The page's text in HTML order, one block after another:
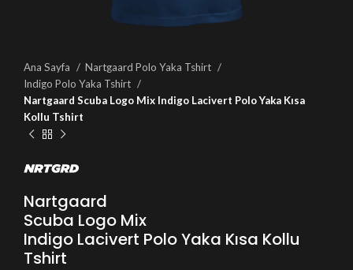
Ana Sayfa
Nartgaard Polo Yaka Tshirt
Indigo Polo Yaka Tshirt
Nartgaard Scuba Logo Mix Indigo Lacivert Polo Yaka Kısa
Kollu Tshirt
Nartgaard
Scuba Logo Mix
Indigo Lacivert Polo Yaka Kısa Kollu
Tshirt